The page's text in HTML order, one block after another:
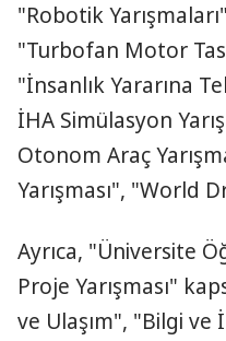
"Robotik
"Turbofan Motor
"İnsanlık Yararına
İHA Simülasyon
Otonom Araç
Yarışması", "World
Ayrıca, "Üniversite
Proje Yarışması"
ve Ulaşım", "Bilgi